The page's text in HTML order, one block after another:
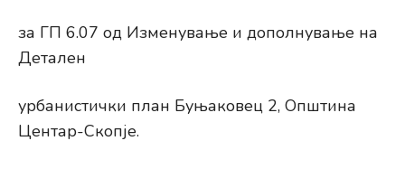
за ГП 6.07 од Изменување и дополнување на
Детален
урбанистички план Буњаковец 2, Општина
Центар-Скопје.